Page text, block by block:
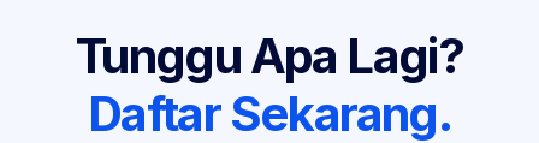
Tunggu Apa Lagi?
Daftar Sekarang.